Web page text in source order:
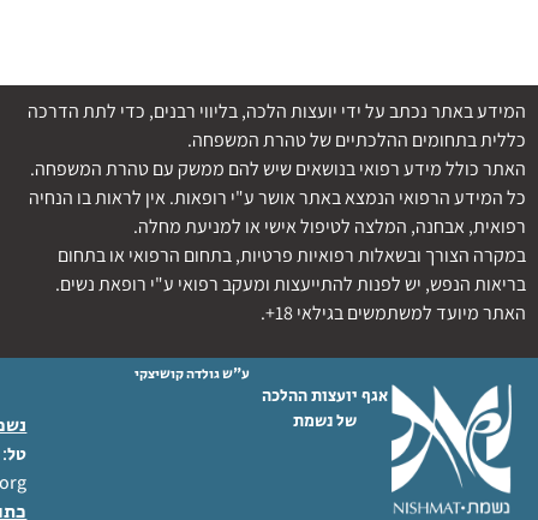
המידע באתר נכתב על ידי יועצות הלכה, בליווי רבנים, כדי לתת הדרכה
כללית בתחומים ההלכתיים של טהרת המשפחה.
האתר כולל מידע רפואי בנושאים שיש להם ממשק עם טהרת המשפחה.
כל המידע הרפואי הנמצא באתר אושר ע"י רופאות. אין לראות בו הנחיה
רפואית, אבחנה, המלצה לטיפול אישי או למניעת מחלה.
במקרה הצורך ובשאלות רפואיות פרטיות, בתחום הרפואי או בתחום
בריאות הנפש, יש לפנות להתייעצות ומעקב רפואי ע"י רופאת נשים.
האתר מיועד למשתמשים בגילאי 18+.
אגף יועצות ההלכה
של נשמת
ע"ש גולדה קושיצקי
טל: 02-6404333